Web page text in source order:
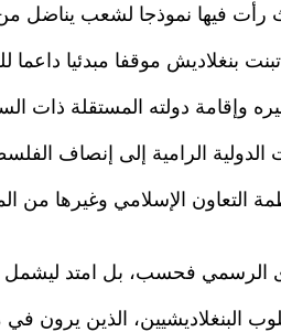
رأت فيها نموذجا لشعب
تبنت بنغلاديش موقفا مبدئيا
وإقامة دولته المستقلة ذات
الرامية إلى إنصاف
التعاون الإسلامي وغيرها من
الرسمي فحسب، بل امتد ليشمل
الذين يرون في